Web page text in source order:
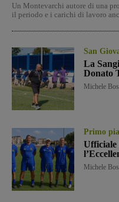
Un Montevarchi autore di una
il periodo e i carichi di lavoro
San
La
Donato
Michele
Primo
Ufficiale
Michele